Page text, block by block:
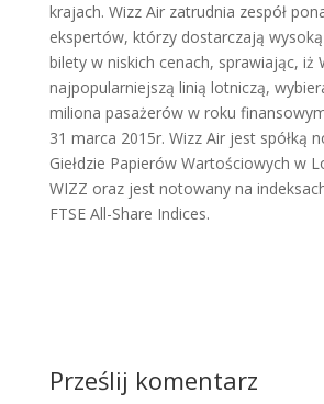
krajach. Wizz Air zatrudnia zespół
ekspertów, którzy dostarczają wysoką
bilety w niskich cenach, sprawiając, iż
najpopularniejszą linią lotniczą,
miliona pasażerów w roku
31 marca 2015r. Wizz Air jest spółką
Giełdzie Papierów Wartościowych w
WIZZ oraz jest notowany na
FTSE All-Share Indices.
Prześlij komentarz